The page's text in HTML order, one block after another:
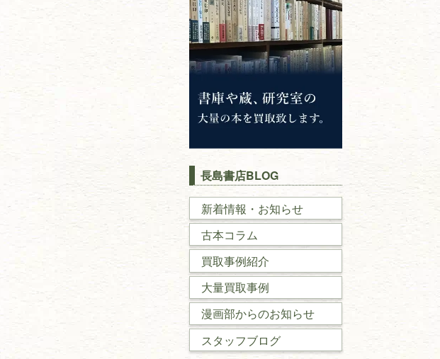
長島書店BLOG
新着情報・お知らせ
古本コラム
買取事例紹介
大量買取事例
漫画部からのお知らせ
スタッフブログ